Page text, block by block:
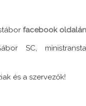
facebook oldalán
SC,
és a szervezők!